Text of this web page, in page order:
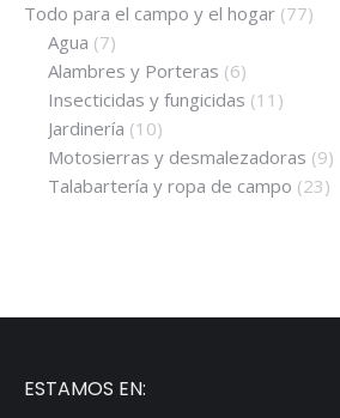
Todo para el campo y el hogar (77)
Agua (7)
Alambres y Porteras (6)
Insecticidas y fungicidas (11)
Jardinería (10)
Motosierras y desmalezadoras (9)
Talabartería y ropa de campo (23)
ESTAMOS EN: